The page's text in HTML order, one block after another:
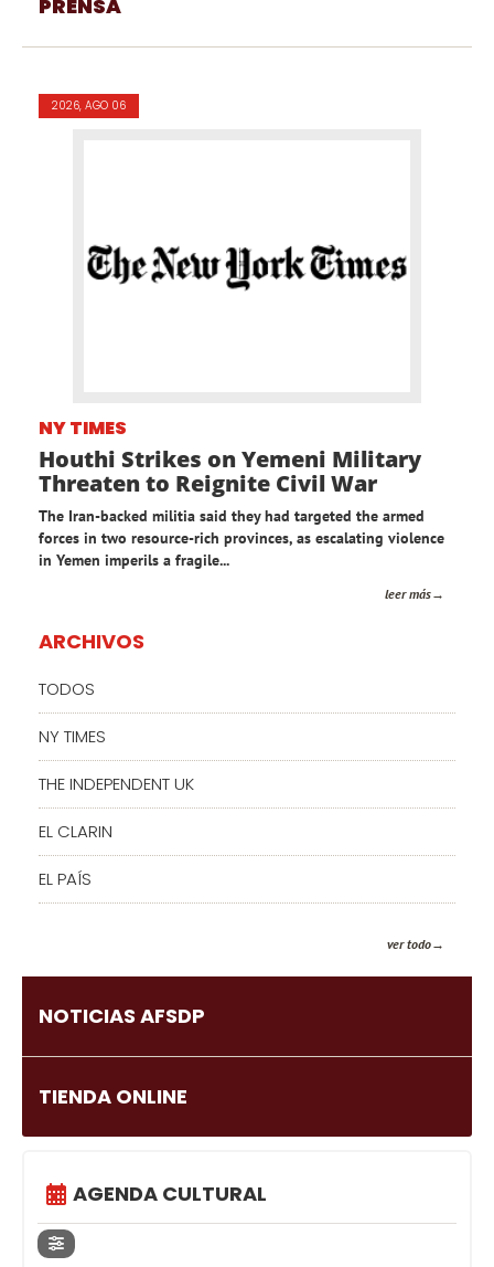
PRENSA
2026, AGO 06
NY TIMES
Houthi Strikes on Yemeni Military
Threaten to Reignite Civil War
The Iran-backed militia said they had targeted the armed
forces in two resource-rich provinces, as escalating violence
in Yemen imperils a fragile...
leer más
ARCHIVOS
TODOS
NY TIMES
THE INDEPENDENT UK
EL CLARIN
EL PAÍS
ver todo
NOTICIAS AFSDP
TIENDA ONLINE
AGENDA CULTURAL